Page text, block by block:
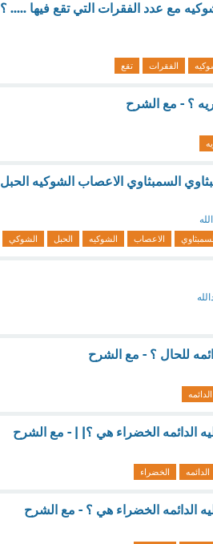
مع عدد الفقرات التي تقع فيها ..... ؟
الفقرات تقع
؟ - مع الشرح
(1 نقطة) الجار سمبثاوي السمبثاوي الاعصاب الشوكيه الحبل
الاعصاب الشوكيه الحبل الشوكي
للحال ؟ - مع الشرح
الدائمه
الدائمه الخضراء هي ؟| | - مع الشرح
الدائمه الخضراء
الدائمه الخضراء هي ؟ - مع الشرح